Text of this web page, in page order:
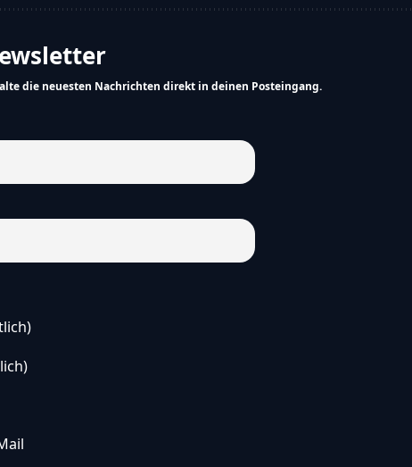
die neuesten Nachrichten direkt in deinen Posteingang.